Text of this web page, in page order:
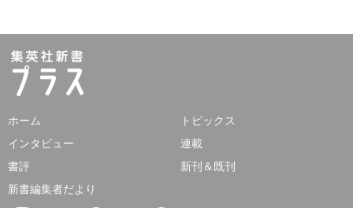
ホーム
トピックス
インタビュー
連載
書評
新刊＆既刊
新書編集者だより